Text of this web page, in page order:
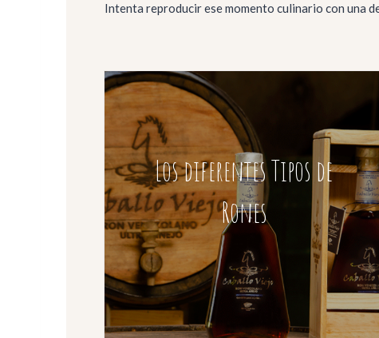
Intenta reproducir ese momento culinario con una
Los diferentes Tipos de
Rones